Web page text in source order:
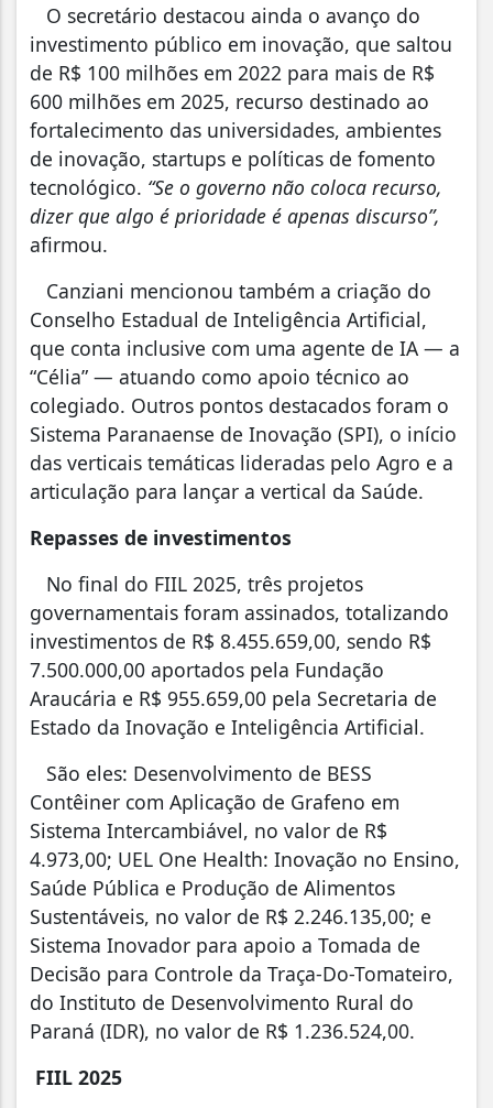
O secretário destacou ainda o avanço do
investimento público em inovação, que saltou
de R$ 100 milhões em 2022 para mais de R$
600 milhões em 2025, recurso destinado ao
fortalecimento das universidades, ambientes
de inovação, startups e políticas de fomento
tecnológico. “Se o governo não coloca recurso,
dizer que algo é prioridade é apenas discurso”,
afirmou.
Canziani mencionou também a criação do
Conselho Estadual de Inteligência Artificial,
que conta inclusive com uma agente de IA — a
“Célia” — atuando como apoio técnico ao
colegiado. Outros pontos destacados foram o
Sistema Paranaense de Inovação (SPI), o início
das verticais temáticas lideradas pelo Agro e a
articulação para lançar a vertical da Saúde.
Repasses de investimentos
No final do FIIL 2025, três projetos
governamentais foram assinados, totalizando
investimentos de R$ 8.455.659,00, sendo R$
7.500.000,00 aportados pela Fundação
Araucária e R$ 955.659,00 pela Secretaria de
Estado da Inovação e Inteligência Artificial.
São eles: Desenvolvimento de BESS
Contêiner com Aplicação de Grafeno em
Sistema Intercambiável, no valor de R$
4.973,00; UEL One Health: Inovação no Ensino,
Saúde Pública e Produção de Alimentos
Sustentáveis, no valor de R$ 2.246.135,00; e
Sistema Inovador para apoio a Tomada de
Decisão para Controle da Traça-Do-Tomateiro,
do Instituto de Desenvolvimento Rural do
Paraná (IDR), no valor de R$ 1.236.524,00.
FIIL 2025